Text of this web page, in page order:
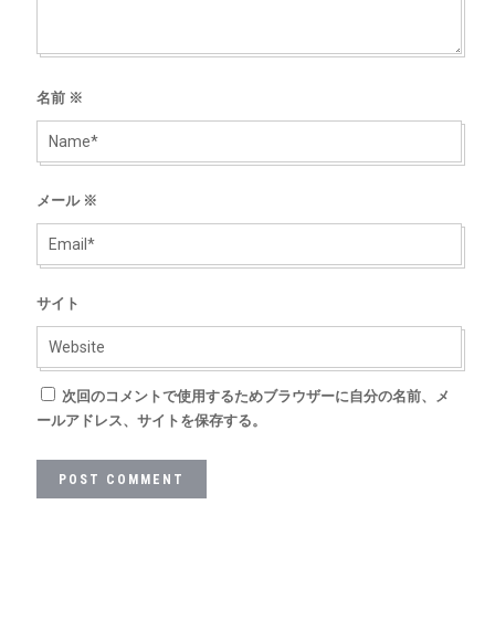
名前 ※
メール ※
サイト
次回のコメントで使用するためブラウザーに自分の名前、メ
ールアドレス、サイトを保存する。